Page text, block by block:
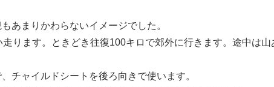
あまりかわらないイメージでした。
ります。ときどき往復100キロで郊外に行きます。途中は山
チャイルドシートを後ろ向きで使います。